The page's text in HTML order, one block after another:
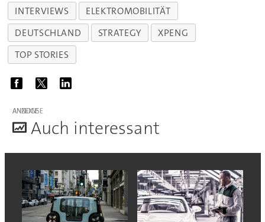
INTERVIEWS
ELEKTROMOBILITÄT
DEUTSCHLAND
STRATEGY
XPENG
TOP STORIES
ANZEIGE
Auch interessant